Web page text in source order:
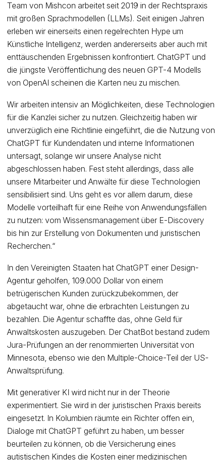
Team von Mishcon arbeitet seit 2019 in der Rechtspraxis
mit großen Sprachmodellen (LLMs). Seit einigen Jahren
erleben wir einerseits einen regelrechten Hype um
Künstliche Intelligenz, werden andererseits aber auch mit
enttäuschenden Ergebnissen konfrontiert. ChatGPT und
die jüngste Veröffentlichung des neuen GPT-4 Modells
von OpenAI scheinen die Karten neu zu mischen.
Wir arbeiten intensiv an Möglichkeiten, diese Technologien
für die Kanzlei sicher zu nutzen. Gleichzeitig haben wir
unverzüglich eine Richtlinie eingeführt, die die Nutzung von
ChatGPT für Kundendaten und interne Informationen
untersagt, solange wir unsere Analyse nicht
abgeschlossen haben. Fest steht allerdings, dass alle
unsere Mitarbeiter und Anwälte für diese Technologien
sensibilisiert sind. Uns geht es vor allem darum, diese
Modelle vorteilhaft für eine Reihe von Anwendungsfällen
zu nutzen: vom Wissensmanagement über E-Discovery
bis hin zur Erstellung von Dokumenten und juristischen
Recherchen.“
In den Vereinigten Staaten hat ChatGPT einer Design-
Agentur geholfen, 109.000 Dollar von einem
betrügerischen Kunden zurückzubekommen, der
abgetaucht war, ohne die erbrachten Leistungen zu
bezahlen. Die Agentur schaffte das, ohne Geld für
Anwaltskosten auszugeben. Der ChatBot bestand zudem
Jura-Prüfungen an der renommierten Universität von
Minnesota, ebenso wie den Multiple-Choice-Teil der US-
Anwaltsprüfung.
Mit generativer KI wird nicht nur in der Theorie
experimentiert. Sie wird in der juristischen Praxis bereits
eingesetzt. In Kolumbien räumte ein Richter offen ein,
Dialoge mit ChatGPT geführt zu haben, um besser
beurteilen zu können, ob die Versicherung eines
autistischen Kindes die Kosten einer medizinischen